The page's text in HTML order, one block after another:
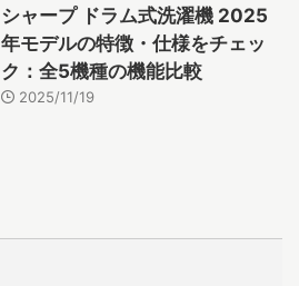
シャープ ドラム式洗濯機 2025
年モデルの特徴・仕様をチェッ
ク：全5機種の機能比較
2025/11/19